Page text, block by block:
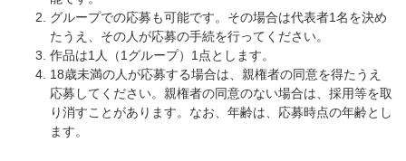
グループでの応募も可能です。その場合は代表者1名を決め
たうえ、その人が応募の手続を行ってください。
作品は1人（1グループ）1点とします。
18歳未満の人が応募する場合は、親権者の同意を得たうえ
応募してください。親権者の同意のない場合は、採用等を取
り消すことがあります。なお、年齢は、応募時点の年齢とし
ます。